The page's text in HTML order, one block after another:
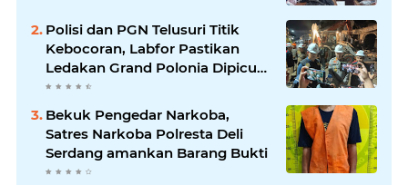
Polisi dan PGN Telusuri Titik
Kebocoran, Labfor Pastikan
Ledakan Grand Polonia Dipicu
Akumulasi Gas
Bekuk Pengedar Narkoba,
Satres Narkoba Polresta Deli
Serdang amankan Barang Bukti